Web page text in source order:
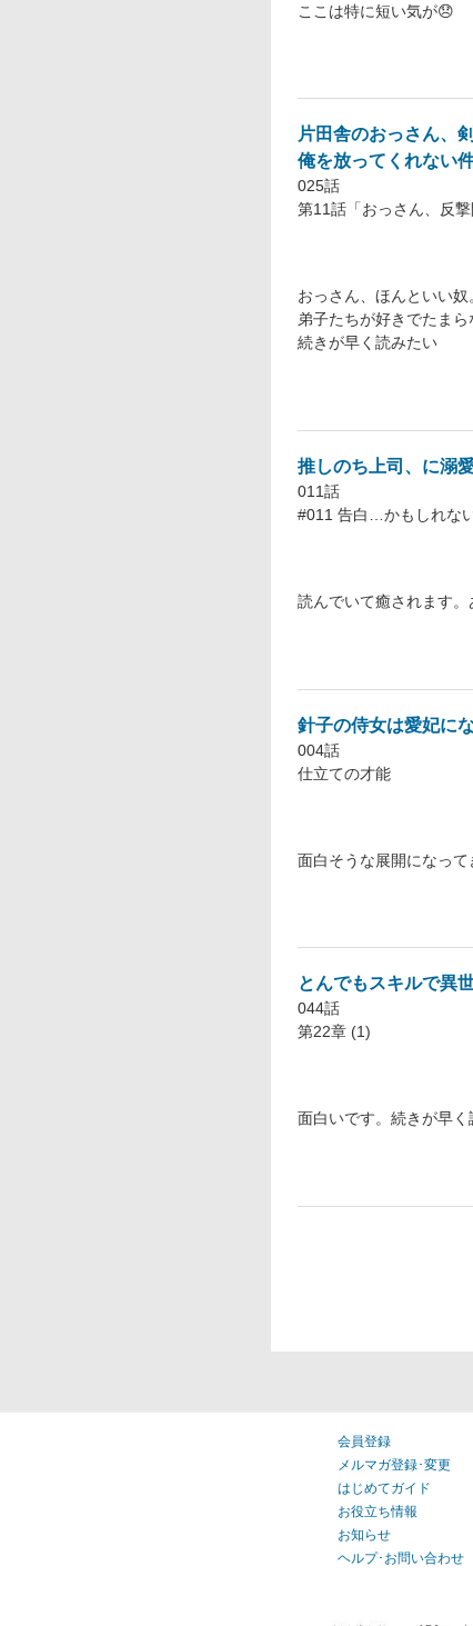
ここは特に短い気が😞
片田舎のおっさん、
俺を放ってくれない
025話
第11話「おっさん、反
おっさん、ほんといい奴
弟子たちが好きでたまら
続きが早く読みたい
推しのち上司、に溺
011話
#011 告白…かもしれな
読んでいて癒されます
針子の侍女は愛妃に
004話
仕立ての才能
面白そうな展開になっ
とんでもスキルで異
044話
第22章 (1)
面白いです。続きが早く
会員登録
メルマガ登録･変更
はじめてガイド
お役立ち情報
お知らせ
ヘルプ･お問い合わせ